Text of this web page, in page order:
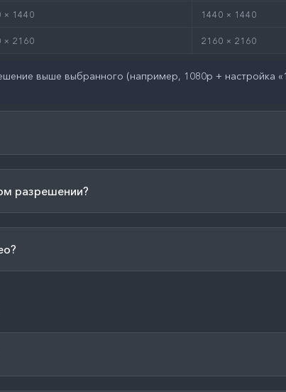
× 1440 1440 × 1440
× 2160 2160 × 2160
выше выбранного (например, 1080p + настройка
разрешении?